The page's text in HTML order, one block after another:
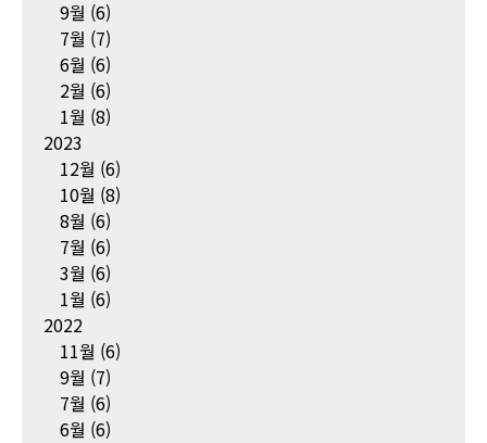
9월 (6)
7월 (7)
6월 (6)
2월 (6)
1월 (8)
2023
12월 (6)
10월 (8)
8월 (6)
7월 (6)
3월 (6)
1월 (6)
2022
11월 (6)
9월 (7)
7월 (6)
6월 (6)